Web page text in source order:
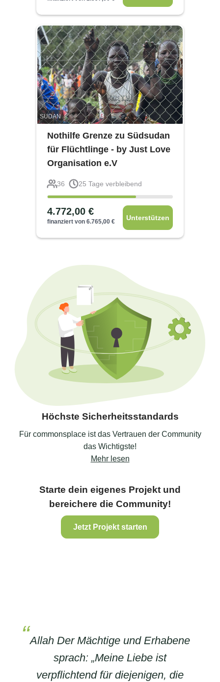
SUDAN
Nothilfe Grenze zu Südsudan
für Flüchtlinge - by Just Love
Organisation e.V
36 25 Tage verbleibend
4.772,00 €
finanziert von 6.765,00 € Unterstützen
Höchste Sicherheitsstandards
Für commonsplace ist das Vertrauen der Community
das Wichtigste!
Mehr lesen
Starte dein eigenes Projekt und
bereichere die Community!
Jetzt Projekt starten
Allah Der Mächtige und Erhabene
sprach: „Meine Liebe ist
verpflichtend für diejenigen, die